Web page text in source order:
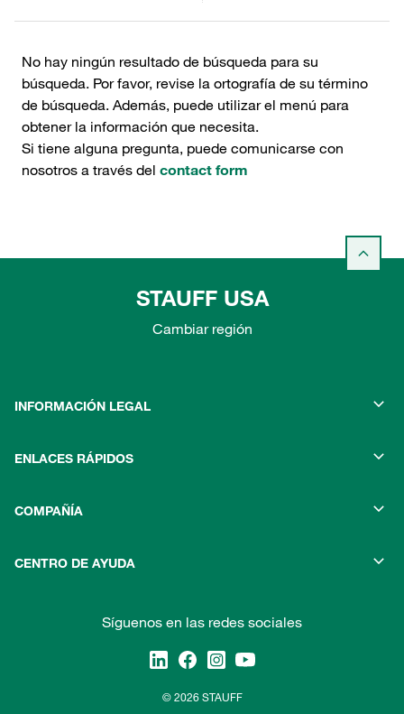
No hay ningún resultado de búsqueda para su
búsqueda. Por favor, revise la ortografía de su término
de búsqueda. Además, puede utilizar el menú para
obtener la información que necesita.
Si tiene alguna pregunta, puede comunicarse con
nosotros a través del contact form
STAUFF USA
Cambiar región
INFORMACIÓN LEGAL
ENLACES RÁPIDOS
COMPAÑÍA
CENTRO DE AYUDA
Síguenos en las redes sociales
© 2026 STAUFF